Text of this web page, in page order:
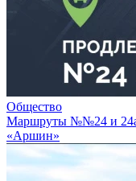
Общество
Маршруты №№24 и 24а
«Аршин»